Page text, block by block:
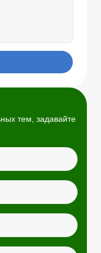
тем, задавайте